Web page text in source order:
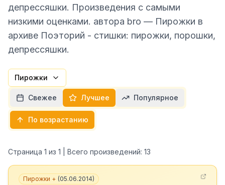
депрессяшки. Произведения с самыми
низкими оценками. автора bro — Пирожки в
архиве Поэторий - стишки: пирожки, порошки,
депрессяшки.
Пирожки
Свежее Лучшее Популярное
По возрастанию
Страница 1 из 1 | Всего произведений: 13
Пирожки + (05.06.2014)